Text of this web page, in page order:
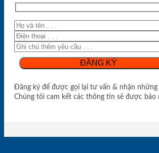
Đăng ký để được gọi lại tư vấn & nhận
Chúng tôi cam kết các thông tin sẽ được bảo